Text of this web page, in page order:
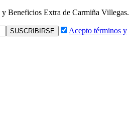
y Beneficios Extra de Carmiña Villegas.
Acepto términos y